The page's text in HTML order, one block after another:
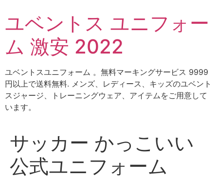
テ
ツ
ス
キ
ッ
プ
ユベントス ユニフォー
ム 激安 2022
ユベントスユニフォーム 。無料マーキングサービス 9999
円以上で送料無料. メンズ、レディース、キッズのユベント
スジャージ、トレーニングウェア、アイテムをご用意して
います。
サッカー かっこいい
公式ユニフォーム